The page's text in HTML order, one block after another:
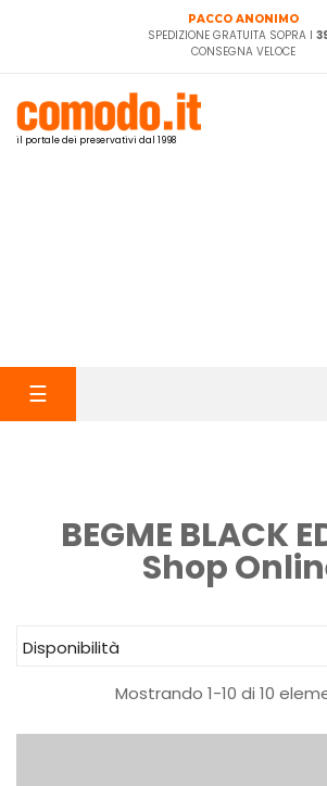
PACCO ANONIMO
SPEDIZIONE GRATUITA SOPRA I
CONSEGNA VELOCE
il portale dei preservativi dal 1998
navigazione
☰
BEGME BLACK
Shop
Disponibilità
Mostrando 1-10 di 10